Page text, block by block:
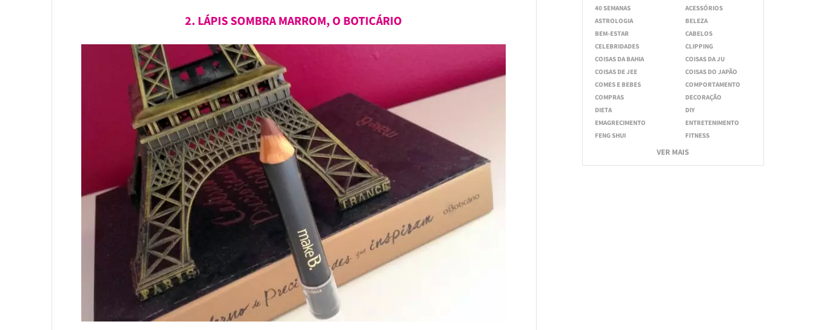
2. LÁPIS SOMBRA MARROM, O BOTICÁRIO
40 SEMANAS
ACESSÓRIOS
ASTROLOGIA
BELEZA
BEM-ESTAR
CABELOS
CELEBRIDADES
CLIPPING
COISAS DA BAHIA
COISAS DA JU
COISAS DE JEE
COISAS DO JAPÃO
COMES E BEBES
COMPORTAMENTO
COMPRAS
DECORAÇÃO
DIETA
DIY
EMAGRECIMENTO
ENTRETENIMENTO
FENG SHUI
FITNESS
VER MAIS